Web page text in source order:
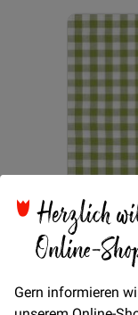
Herzlich
Online-
Gern informieren